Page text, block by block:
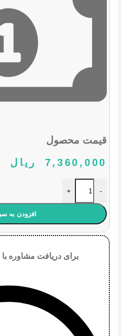
قیمت محصول
7,360,000
ریال
-
+
افزودن به
برای دریافت مشاوره با